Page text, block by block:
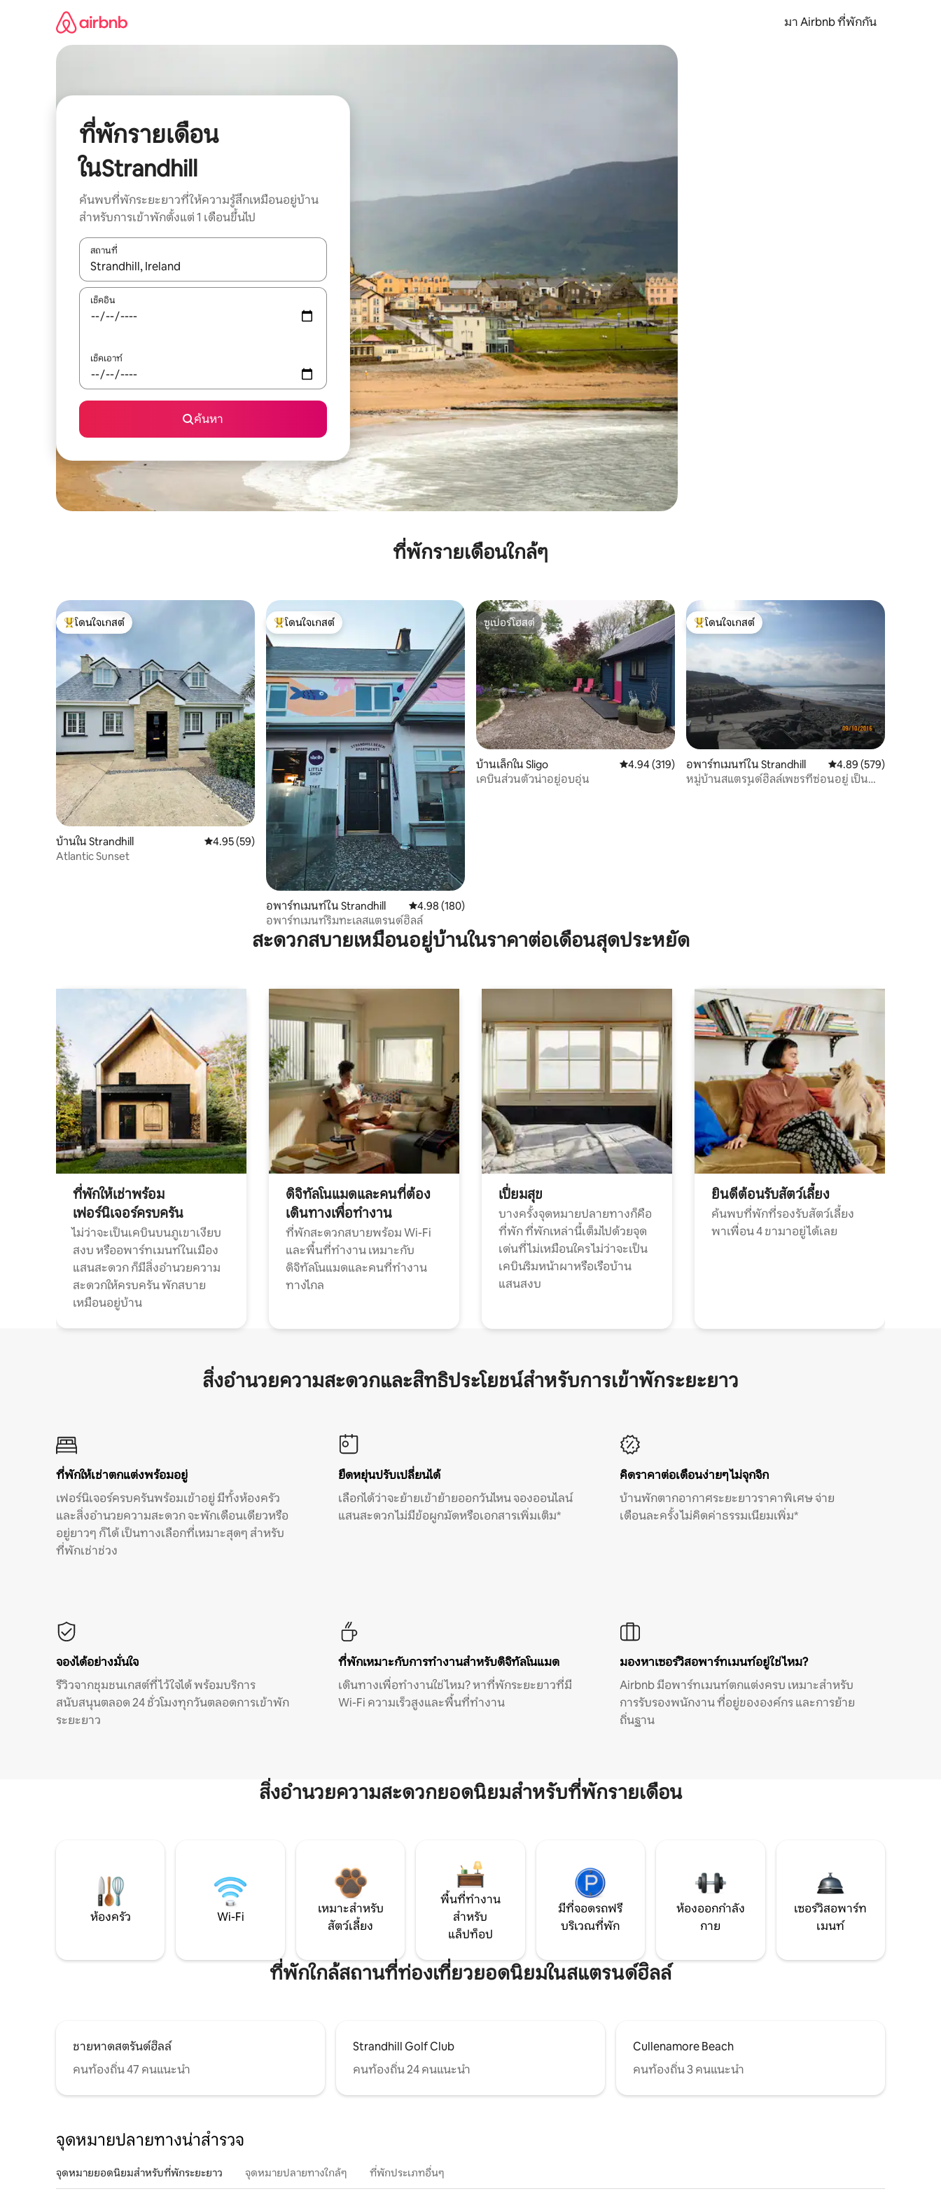
มา Airbnb ที่พักกัน
ที่พักรายเดือน
ในStrandhill
ค้นพบที่พักระยะยาวที่ให้ความรู้สึกเหมือนอยู่บ้าน
สำหรับการเข้าพักตั้งแต่ 1 เดือนขึ้นไป
สถานที่
ใช้ลูกศรขึ้นลง หรือใช้การสัมผัสหรือปัด เพื่อสำรวจผลการค้นหา
เช็คอิน
เช็คเอาท์
ค้นหา
ที่พักรายเดือนใกล้ๆ
โดนใจเกสต์ที่สุด
โดนใจเกสต์
บ้านใน Strandhill คะแนนเฉลี่ย 4.95 จาก 5, 59 รีวิว
4.95 (59)
Atlantic Sunset
โดนใจเกสต์ที่สุด
โดนใจเกสต์
อพาร์ทเมนท์ใน Strandhill คะแนนเฉลี่ย 4.98 จาก 5, 180 รีวิว
4.98 (180)
อพาร์ทเมนท์ริมทะเลสแตรนด์ฮิลล์
ซูเปอร์โฮสต์
ซูเปอร์โฮสต์
บ้านเล็กใน Sligo คะแนนเฉลี่ย 4.94 จาก 5, 319 รีวิว
4.94 (319)
เคบินส่วนตัวน่าอยู่อบอุ่น
โดนใจเกสต์ที่สุด
โดนใจเกสต์
อพาร์ทเมนท์ใน Strandhill คะแนนเฉลี่ย 4.89 จาก 5,
4.89 (579)
หมู่บ้านสแตรนด์ฮิลล์เพชรที่ซ่อนอยู่ เป็น
สะดวกสบายเหมือนอยู่บ้านในราคาต่อเดือนสุดประหยัด
ที่พักให้เช่าพร้อม
เฟอร์นิเจอร์ครบครัน
ไม่ว่าจะเป็นเคบินบนภูเขาเงียบ
สงบ หรืออพาร์ทเมนท์ในเมือง
แสนสะดวก ก็มีสิ่งอำนวยความ
สะดวกให้ครบครัน พักสบาย
เหมือนอยู่บ้าน
ดิจิทัลโนแมดและคนที่ต้อง
เดินทางเพื่อทำงาน
ที่พักสะดวกสบายพร้อม Wi-Fi
และพื้นที่ทำงาน เหมาะกับ
ดิจิทัลโนแมดและคนที่ทำงาน
ทางไกล
เปี่ยมสุข
บางครั้งจุดหมายปลายทางก็คือ
ที่พัก ที่พักเหล่านี้เต็มไปด้วยจุด
เด่นที่ไม่เหมือนใคร ไม่ว่าจะเป็น
เคบินริมหน้าผาหรือเรือบ้าน
แสนสงบ
ยินดีต้อนรับสัตว์เลี้ยง
ค้นพบที่พักที่รองรับสัตว์เลี้ยง
พาเพื่อน 4 ขามาอยู่ได้เลย
สิ่งอำนวยความสะดวกและสิทธิประโยชน์สำหรับการเข้าพักระยะยาว
ที่พักให้เช่าตกแต่งพร้อมอยู่
เฟอร์นิเจอร์ครบครันพร้อมเข้าอยู่ มีทั้งห้องครัว
และสิ่งอำนวยความสะดวก จะพักเดือนเดียวหรือ
อยู่ยาวๆ ก็ได้ เป็นทางเลือกที่เหมาะสุดๆ สำหรับ
ที่พักเช่าช่วง
ยืดหยุ่นปรับเปลี่ยนได้
เลือกได้ว่าจะย้ายเข้าย้ายออกวันไหน จองออนไลน์
แสนสะดวก ไม่มีข้อผูกมัดหรือเอกสารเพิ่มเติม*
คิดราคาต่อเดือนง่ายๆ ไม่จุกจิก
บ้านพักตากอากาศระยะยาวราคาพิเศษ จ่าย
เดือนละครั้ง ไม่คิดค่าธรรมเนียมเพิ่ม*
จองได้อย่างมั่นใจ
รีวิวจากชุมชนเกสต์ที่ไว้ใจได้ พร้อมบริการ
สนับสนุนตลอด 24 ชั่วโมงทุกวันตลอดการเข้าพัก
ระยะยาว
ที่พักเหมาะกับการทำงานสำหรับดิจิทัลโนแมด
เดินทางเพื่อทำงานใช่ไหม? หาที่พักระยะยาวที่มี
Wi-Fi ความเร็วสูงและพื้นที่ทำงาน
มองหาเซอร์วิสอพาร์ทเมนท์อยู่ใช่ไหม?
Airbnb มีอพาร์ทเมนท์ตกแต่งครบ เหมาะสำหรับ
การรับรองพนักงาน ที่อยู่ขององค์กร และการย้าย
ถิ่นฐาน
สิ่งอำนวยความสะดวกยอดนิยมสำหรับที่พักรายเดือน
ห้องครัว Wi-Fi
เหมาะสำหรับ
สัตว์เลี้ยง
พื้นที่ทำงาน
สำหรับ
แล็ปท็อป
มีที่จอดรถฟรี
บริเวณที่พัก
ห้องออกกำลัง
กาย
เซอร์วิสอพาร์ท
เมนท์
ที่พักใกล้สถานที่ท่องเที่ยวยอดนิยมในสแตรนด์ฮิลล์
ชายหาดสตรันด์ฮิลล์
คนท้องถิ่น 47 คนแนะนำ
Strandhill Golf Club
คนท้องถิ่น 24 คนแนะนำ
Cullenamore Beach
คนท้องถิ่น 3 คนแนะนำ
จุดหมายปลายทางน่าสำรวจ
จุดหมายยอดนิยมสำหรับที่พักระยะยาว จุดหมายปลายทางใกล้ๆ ที่พักประเภทอื่นๆ